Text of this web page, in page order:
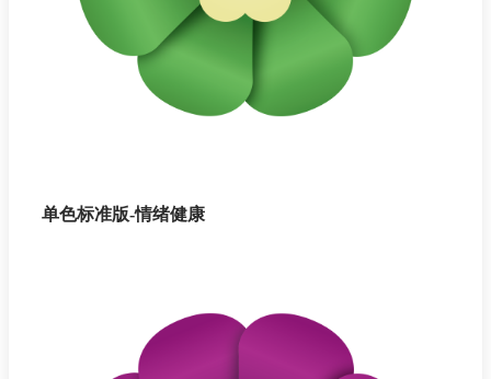
单色标准版-情绪健康